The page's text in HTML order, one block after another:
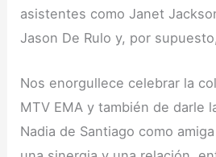
asistentes como Janet
Jason De Rulo y, por
Nos enorgullece celebrar la
MTV EMA y también de darle
Nadia de Santiago como